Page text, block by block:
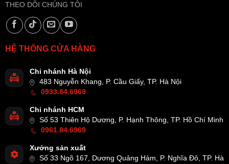
THEO DÕI CHÚNG TÔI
HỆ THỐNG CỬA HÀNG
Chi nhánh Hà Nội
483 Nguyễn Khang, P. Cầu Giấy, TP. Hà Nội
0933.84.6969
Chi nhánh HCM
Số 53 Thiên Hộ Dương, P. Hạnh Thông, TP. Hồ Chí Minh
0961.84.6969
Xưởng sản xuất
Số 33 Ngõ 167, Dương Quảng Hàm, P. Nghĩa Đô, TP. Hà